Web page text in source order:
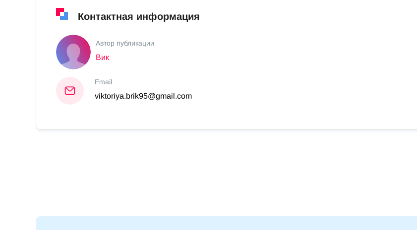
Контактная информация
Автор публикации
Вик
Email
viktoriya.brik95@gmail.com